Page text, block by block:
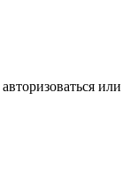
авторизоваться или